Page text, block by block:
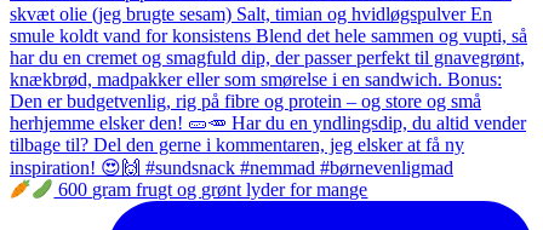
600 gram frugt og grønt lyder for mange